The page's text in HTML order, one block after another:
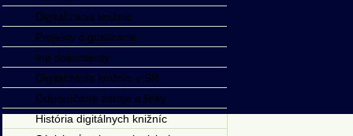
Digitalizácia knižníc
Projekty digitalizácie
Iné dokumenty
Digitalizácia knižníc v SR
Odporúčané zdroje a linky
História digitálnych knižníc